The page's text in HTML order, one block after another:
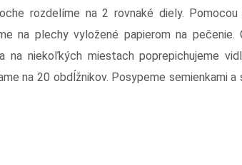
rozdelíme na 2 rovnaké diely. Pomocou
na plechy vyložené papierom na pečenie.
niekoľkých miestach poprepichujeme
na 20 obdĺžnikov. Posypeme semienkami a